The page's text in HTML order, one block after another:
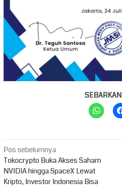
SEBARKAN
Navigasi
pos
Pos sebelumnya
Tokocrypto Buka Akses Saham
NVIDIA hingga SpaceX Lewat
Kripto, Investor Indonesia Bisa